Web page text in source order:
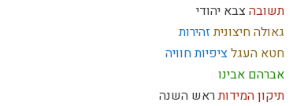
תשובהצבא יהודי
גאולה חיצוניתזהירות
חטא העגלציפיותחוויה
אברהם אבינו
תיקון המידותראש השנה